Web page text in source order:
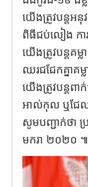
យេីងត្រូវបន្តអនុ
ពិធីជប់លៀង​ កា
យេីងត្រូវបន្តគម្
ឈរជជែកគ្នាគម្
យេីងត្រូវបន្តព
អាល់កុល​ ឬជែ
សូមបញ្ជាក់ថា​
មករា​ ២០២០​ ៕